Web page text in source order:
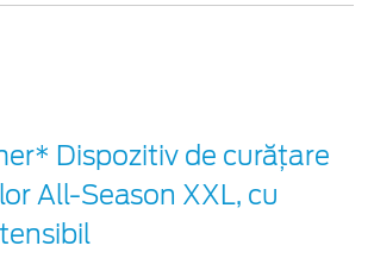
Dispozitiv de curățare
All-Season XXL, cu